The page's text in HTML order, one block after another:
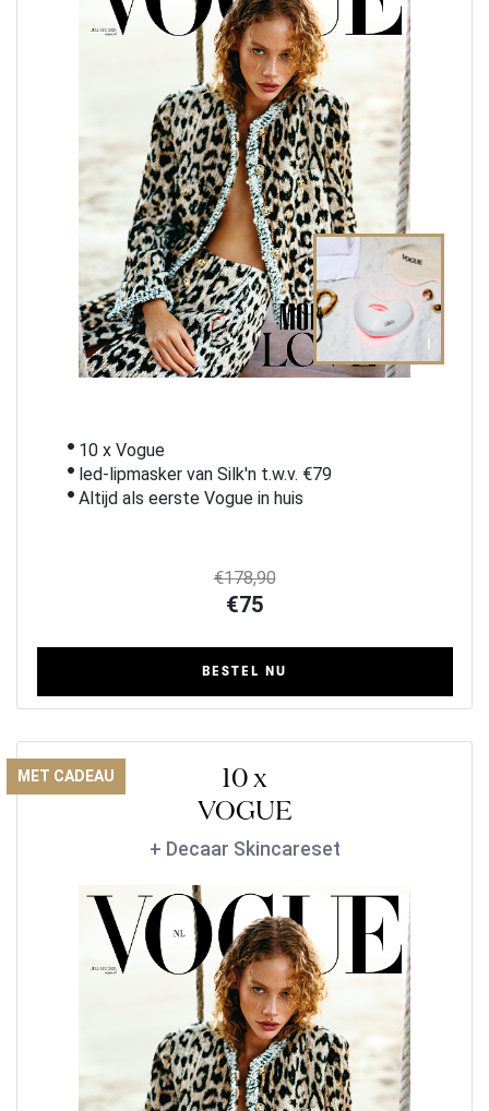
i
10 x Vogue
led-lipmasker van Silk'n t.w.v. €79
Altijd als eerste Vogue in huis
€178,90
€75
BESTEL NU
10 x
VOGUE
MET CADEAU
+ Decaar Skincareset